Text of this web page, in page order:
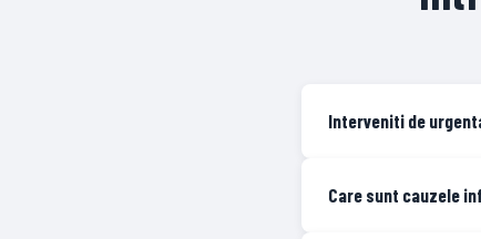
Interveniti de
Care sunt cauzele